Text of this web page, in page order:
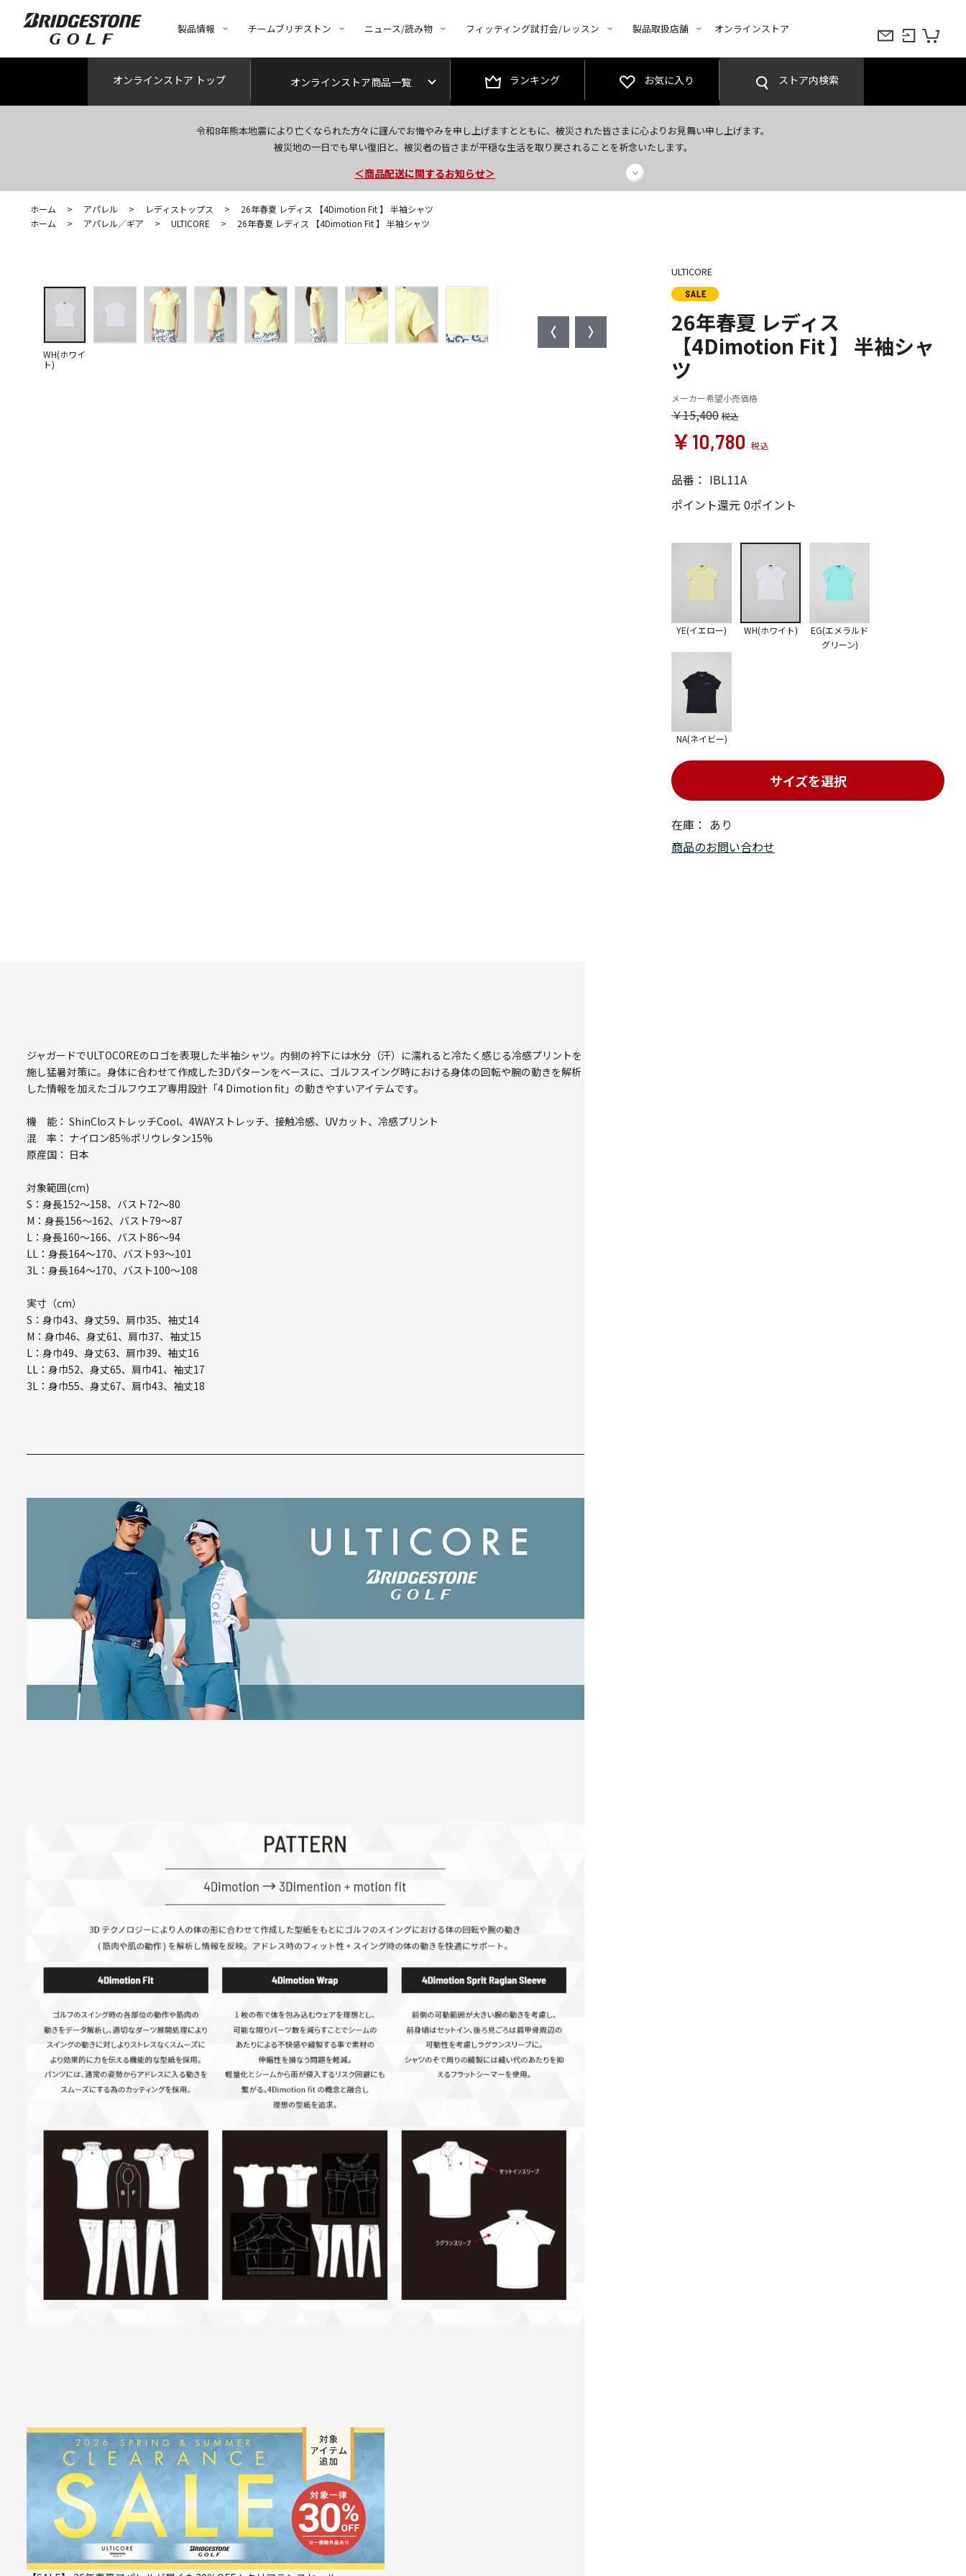
製品情報 チームブリヂストン ニュース/読み物 フィッティング試打会/レッスン 製品取扱店舗 オンラインストア
オンラインストア トップ オンラインストア商品一覧 ランキング お気に入り ストア内検索
令和8年熊本地震により亡くなられた方々に謹んでお悔やみを申し上げますとともに、被災された皆さまに心よりお見舞い申し上げます。
被災地の一日でも早い復旧と、被災者の皆さまが平穏な生活を取り戻されることを祈念いたします。
今なら新規会員登録で1,000円OFFクーポンプレゼント！
＜商品配送に関するお知らせ＞
＜夏季休暇中のご注文・発送・お問い合わせ＞
ホーム > アパレル > レディストップス >
26年春夏 レディス 【4Dimotion Fit 】 半袖シャツ
ホーム
> アパレル／ギア > ULTICORE > 26年春夏 レディス 【4Dimotion Fit 】 半袖シャツ
WH(ホワイ
ト)
ULTICORE
26年春夏 レディス
【4Dimotion Fit 】 半袖シャ
ツ
メーカー希望小売価格
￥15,400
￥10,780
品番： IBL11A
ポイント還元 0ポイント
在庫： あり
サイズを選択
YE(イエロー) WH(ホワイト)
EG(エメラルド
グリーン)
NA(ネイビー)
商品のお問い合わせ
ジャガードでULTOCOREのロゴを表現した半袖シャツ。内側の衿下には水分（汗）に濡れると冷たく感じる冷感プリントを
施し猛暑対策に。身体に合わせて作成した3Dパターンをベースに、ゴルフスイング時における身体の回転や腕の動きを解析
した情報を加えたゴルフウエア専用設計「4 Dimotion fit」の動きやすいアイテムです。
機 能： ShinCloストレッチCool、4WAYストレッチ、接触冷感、UVカット、冷感プリント
混 率： ナイロン85％ポリウレタン15%
原産国： 日本
対象範囲(cm)
S：身長152～158、バスト72～80
M：身長156～162、バスト79～87
L：身長160～166、バスト86～94
LL：身長164～170、バスト93～101
3L：身長164～170、バスト100～108
実寸（cm）
S：身巾43、身丈59、肩巾35、袖丈14
M：身巾46、身丈61、肩巾37、袖丈15
L：身巾49、身丈63、肩巾39、袖丈16
LL：身巾52、身丈65、肩巾41、袖丈17
3L：身巾55、身丈67、肩巾43、袖丈18